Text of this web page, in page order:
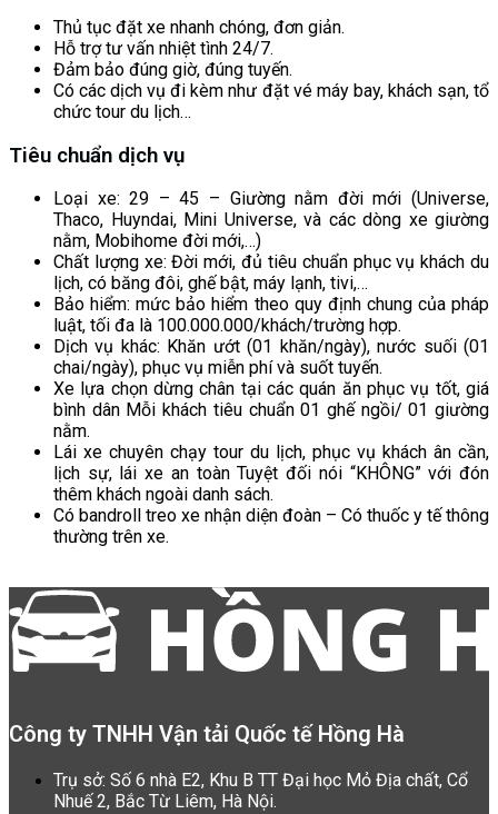
Thủ tục đặt xe nhanh chóng, đơn giản.
Hỗ trợ tư vấn nhiệt tình 24/7.
Đảm bảo đúng giờ, đúng tuyến.
Có các dịch vụ đi kèm như đặt vé máy bay, khách sạn, tổ
chức tour du lịch…
Tiêu chuẩn dịch vụ
Loại xe: 29 – 45 – Giường nằm đời mới (Universe,
Thaco, Huyndai, Mini Universe, và các dòng xe giường
nằm, Mobihome đời mới,…)
Chất lượng xe: Đời mới, đủ tiêu chuẩn phục vụ khách du
lịch, có băng đôi, ghế bật, máy lạnh, tivi,…
Bảo hiểm: mức bảo hiểm theo quy định chung của pháp
luật, tối đa là 100.000.000/khách/trường hợp.
Dịch vụ khác: Khăn ướt (01 khăn/ngày), nước suối (01
chai/ngày), phục vụ miễn phí và suốt tuyến.
Xe lựa chọn dừng chân tại các quán ăn phục vụ tốt, giá
bình dân Mỗi khách tiêu chuẩn 01 ghế ngồi/ 01 giường
nằm.
Lái xe chuyên chạy tour du lịch, phục vụ khách ân cần,
lịch sự, lái xe an toàn Tuyệt đối nói “KHÔNG” với đón
thêm khách ngoài danh sách.
Có bandroll treo xe nhận diện đoàn – Có thuốc y tế thông
thường trên xe.
Công ty TNHH Vận tải Quốc tế Hồng Hà
Trụ sở: Số 6 nhà E2, Khu B TT Đại học Mỏ Địa chất, Cổ
Nhuế 2, Bắc Từ Liêm, Hà Nội.